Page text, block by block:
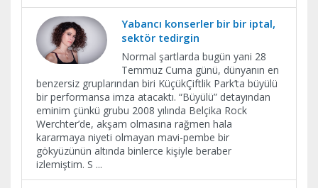
Yabancı konserler bir bir iptal,
sektör tedirgin
Normal şartlarda bugün yani 28
Temmuz Cuma günü, dünyanın en
benzersiz gruplarından biri KüçükÇiftlik Park’ta büyülü
bir performansa imza atacaktı. “Büyülü” detayından
eminim çünkü grubu 2008 yılında Belçika Rock
Werchter’de, akşam olmasına rağmen hala
kararmaya niyeti olmayan mavi-pembe bir
gökyüzünün altında binlerce kişiyle beraber
izlemiştim. S ...